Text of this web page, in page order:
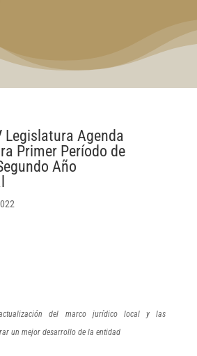
Legislatura Agenda
Primer Período de
Año
del marco jurídico local y las
un mejor desarrollo de la entidad